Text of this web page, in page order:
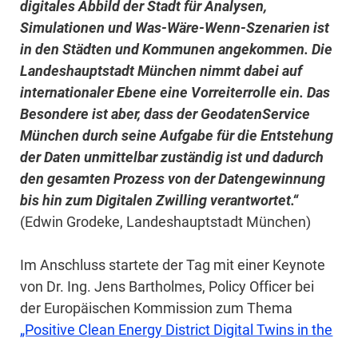
digitales Abbild der Stadt für Analysen,
Simulationen und Was-Wäre-Wenn-Szenarien ist
in den Städten und Kommunen angekommen. Die
Landeshauptstadt München nimmt dabei auf
internationaler Ebene eine Vorreiterrolle ein. Das
Besondere ist aber, dass der GeodatenService
München durch seine Aufgabe für die Entstehung
der Daten unmittelbar zuständig ist und dadurch
den gesamten Prozess von der Datengewinnung
bis hin zum Digitalen Zwilling verantwortet.“
(Edwin Grodeke, Landeshauptstadt München)
Im Anschluss startete der Tag mit einer Keynote
von Dr. Ing. Jens Bartholmes, Policy Officer bei
der Europäischen Kommission zum Thema
„Positive Clean Energy District Digital Twins in the